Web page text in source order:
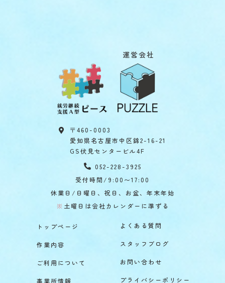
運営会社
〒460-0003
愛知県名古屋市中区錦2-16-21
GS伏見センタービル4F
052-228-3925
受付時間/9:00〜17:00
休業日/日曜日、祝日、お盆、年末年始
※ 土曜日は会社カレンダーに準ずる
トップページ
作業内容
ご利用について
事業所情報
よくある質問
スタッフブログ
お問い合わせ
プライバシーポリシー